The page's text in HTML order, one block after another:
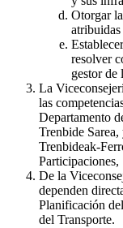
Otorgar
resolver
gestor de
La
las
Departamento
Trenbide
Trenbideak-
Participaciones,
De la
dependen
Planificación
del Transporte.